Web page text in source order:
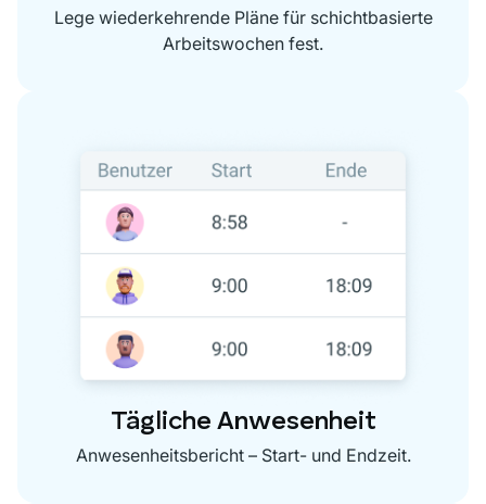
Lege wiederkehrende Pläne für schichtbasierte
Arbeitswochen fest.
Tägliche Anwesenheit
Anwesenheitsbericht – Start- und Endzeit.